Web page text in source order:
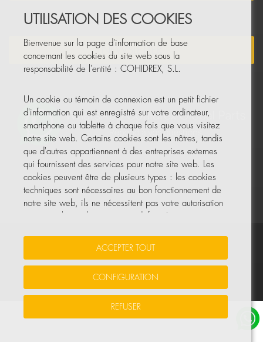
NEWSLETTER
Vos données sont sécurisées • Protection des données
© Tous droits réservés, COHIDREX GLOBAL PARTS, S.L.U.
UTILISATION DES COOKIES
Bienvenue sur la page d'information de base
concernant les cookies du site web sous la
responsabilité de l'entité : COHIDREX, S.L.
Un cookie ou témoin de connexion est un petit fichier
d'information qui est enregistré sur votre ordinateur,
smartphone ou tablette à chaque fois que vous visitez
notre site web. Certains cookies sont les nôtres, tandis
que d'autres appartiennent à des entreprises externes
qui fournissent des services pour notre site web. Les
cookies peuvent être de plusieurs types : les cookies
techniques sont nécessaires au bon fonctionnement de
notre site web, ils ne nécessitent pas votre autorisation
goûts et intérêts personnels.
Vous pouvez accepter tous ces cookies en appuyant sur
le bouton ACCEPTER TOUT ou les configurer ou refuser
ACCEPTER TOUT
CONFIGURATION
REFUSER